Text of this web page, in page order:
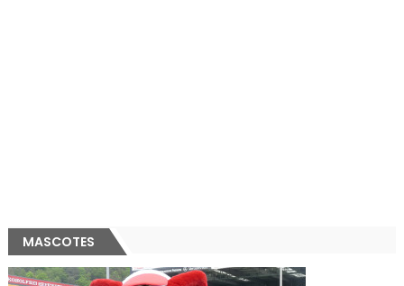
MASCOTES